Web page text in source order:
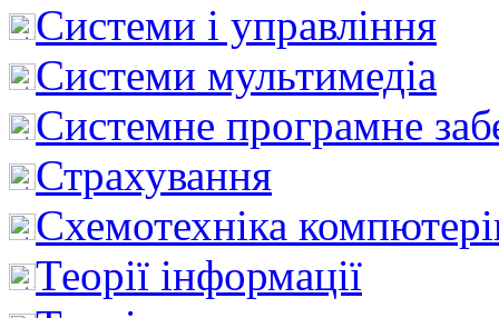
Системи і управління
Системи мультимедіа
Системне програмне
Страхування
Схемотехніка
Теорії інформації